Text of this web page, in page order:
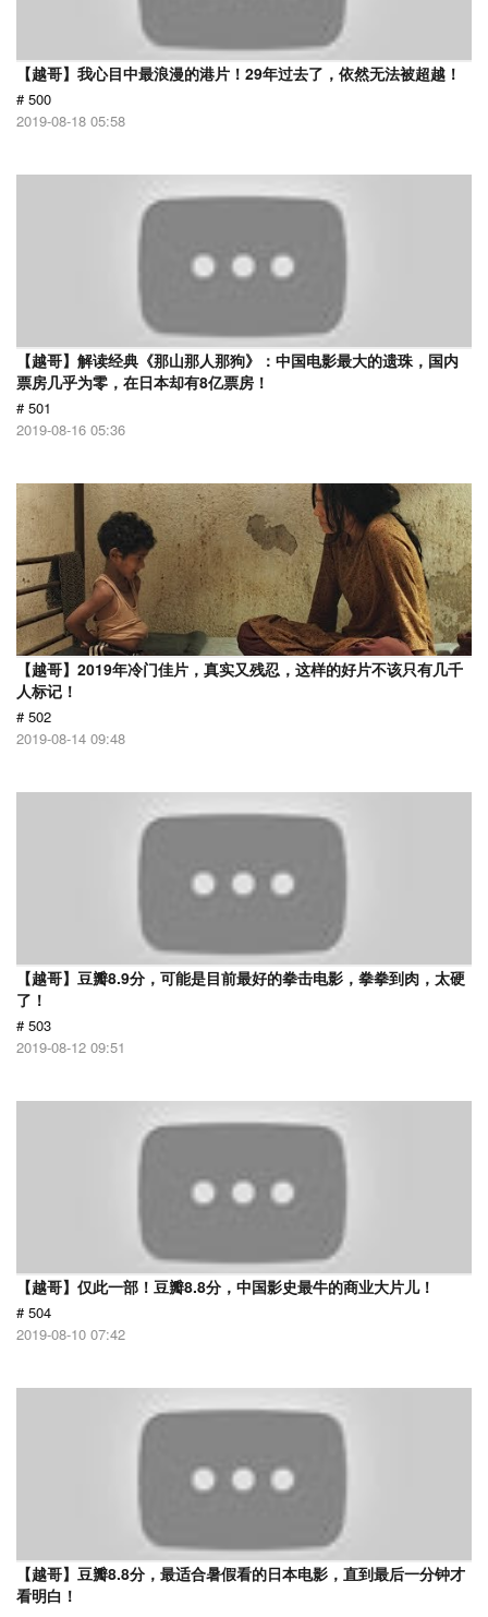
【越哥】我心目中最浪漫的港片！29年过去了，依然无法被超越！
# 500
2019-08-18 05:58
【越哥】解读经典《那山那人那狗》：中国电影最大的遗珠，国内
票房几乎为零，在日本却有8亿票房！
# 501
2019-08-16 05:36
【越哥】2019年冷门佳片，真实又残忍，这样的好片不该只有几千
人标记！
# 502
2019-08-14 09:48
【越哥】豆瓣8.9分，可能是目前最好的拳击电影，拳拳到肉，太硬
了！
# 503
2019-08-12 09:51
【越哥】仅此一部！豆瓣8.8分，中国影史最牛的商业大片儿！
# 504
2019-08-10 07:42
【越哥】豆瓣8.8分，最适合暑假看的日本电影，直到最后一分钟才
看明白！